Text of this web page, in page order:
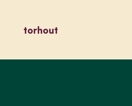
torhout